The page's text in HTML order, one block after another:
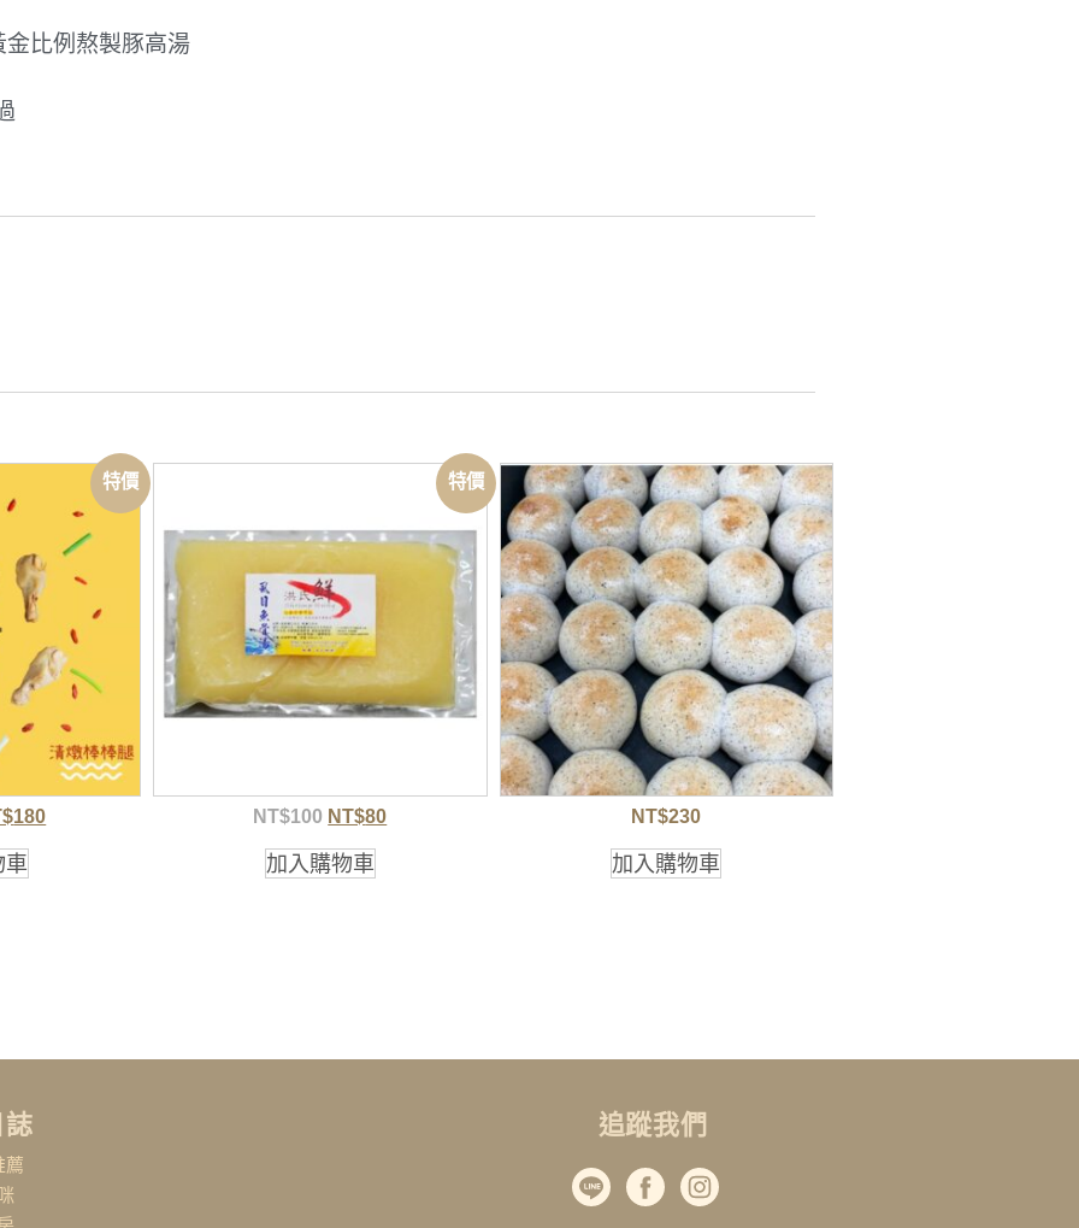
金比例熬製豚高湯
特價
180
車
特價
NT$100 NT$80
加入購物車
NT$230
加入購物車
薦
追蹤我們